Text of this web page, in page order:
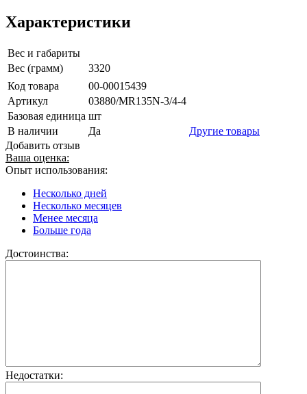
Характеристики
Вес и габариты
Вес (грамм)
3320
Код товара
00-00015439
Артикул
03880/MR135N-3/4-4
Базовая единица шт
В наличии
Да
Другие товары
Добавить отзыв
Ваша оценка:
Опыт использования:
Несколько дней
Несколько месяцев
Менее месяца
Больше года
Достоинства:
Недостатки: